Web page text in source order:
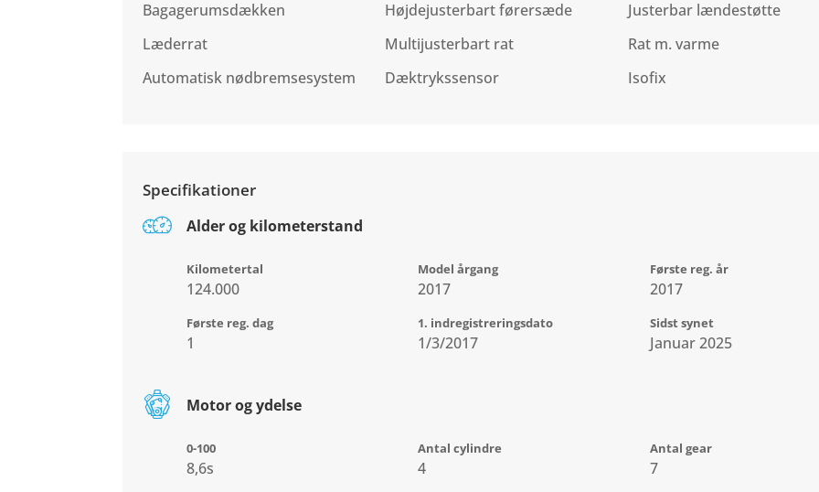
Bagagerumsdækken
Højdejusterbart førersæde Justerbar lændestøtte
Læderrat
Multijusterbart rat Rat m. varme
Automatisk nødbremsesystem
Dæktrykssensor Isofix
Specifikationer
Alder og kilometerstand
Kilometertal
124.000
Model årgang
2017
Første reg. år
2017
Første reg. dag
1
1. indregistreringsdato
1/3/2017
Sidst synet
Januar 2025
Motor og ydelse
0-100
8,6s
Antal cylindre
4
Antal gear
7